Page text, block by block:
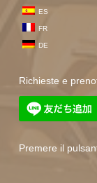
ES
FR
DE
Richieste e
Premere il